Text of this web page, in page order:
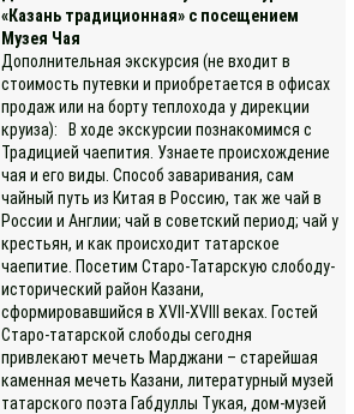
«Казань традиционная» с посещением
Музея Чая
Дополнительная экскурсия (не входит в
стоимость путевки и приобретается в офисах
продаж или на борту теплохода у дирекции
круиза): В ходе экскурсии познакомимся с
Традицией чаепития. Узнаете происхождение
чая и его виды. Способ заваривания, сам
чайный путь из Китая в Россию, так же чай в
России и Англии; чай в советский период; чай у
крестьян, и как происходит татарское
чаепитие. Посетим Старо-Татарскую слободу-
исторический район Казани,
сформировавшийся в XVII-XVIII веках. Гостей
Старо-татарской слободы сегодня
привлекают мечеть Марджани – старейшая
каменная мечеть Казани, литературный музей
татарского поэта Габдуллы Тукая, дом-музей